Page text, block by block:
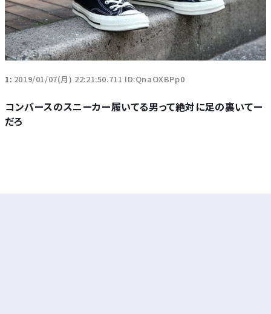
1: 2019/01/07(月) 22:21:50.711 ID:QnaOXBPp0
コンバースのスニーカー履いてる男って絶対に足の裏いてー
だろ